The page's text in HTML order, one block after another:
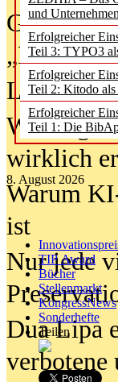
und
Erfolgreicher
Teil 3: TYPO3
Erfolgreicher
Teil 2: Kitodo als
Erfolgreicher
Teil 1: Die
8. August 2026
TIP Award
Bücher
Stellenmarkt
KongressNews
Sonderhefte
Teilen
„Library
Lesen als
Wie
wirklich
Warum
ist
Nur jede
Dua Lipa
verbotene